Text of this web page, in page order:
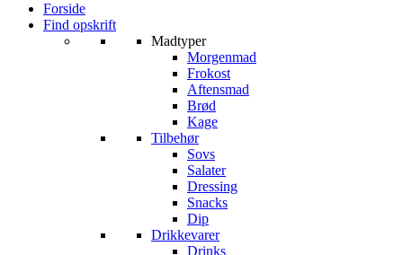
Forside
Find opskrift
Madtyper
Morgenmad
Frokost
Aftensmad
Brød
Kage
Tilbehør
Sovs
Salater
Dressing
Snacks
Dip
Drikkevarer
Drinks